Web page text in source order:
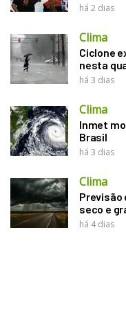
há 2 dias
Clima
Ciclone
nesta
há 3 dias
Clima
Inmet
Brasil
há 3 dias
Clima
Previsão
seco e
há 4 dias